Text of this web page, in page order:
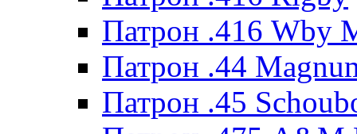
Патрон .416 Wby
Патрон .44
Патрон .45